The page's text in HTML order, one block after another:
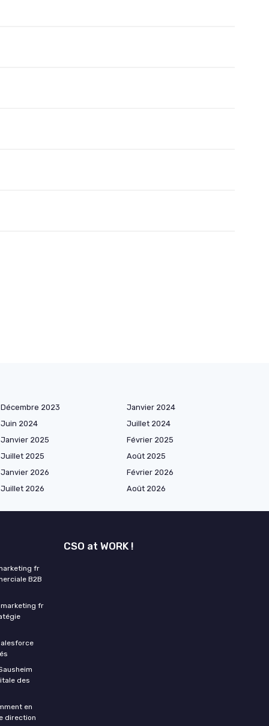
Décembre 2023
Janvier 2024
Juin 2024
Juillet 2024
Janvier 2025
Février 2025
Juillet 2025
Août 2025
Janvier 2026
Février 2026
Juillet 2026
Août 2026
fr
B2B
fr
des
en
direction
CSO at WORK !